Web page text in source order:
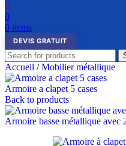
0
0
0 items
DEVIS GRATUIT
Accueil / Mobilier métallique
Armoire a clapet 5 cases
Back to products
Armoire basse métallique avec